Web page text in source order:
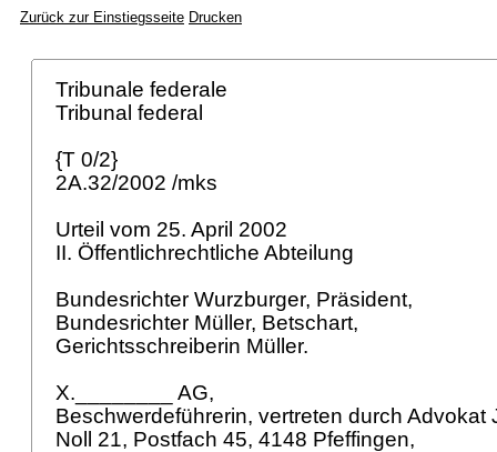
Zurück zur Einstiegsseite Drucken
Tribunale federale
Tribunal federal
{T 0/2}
2A.32/2002 /mks
Urteil vom 25. April 2002
II. Öffentlichrechtliche Abteilung
Bundesrichter Wurzburger, Präsident,
Bundesrichter Müller, Betschart,
Gerichtsschreiberin Müller.
X.________ AG,
Beschwerdeführerin, vertreten durch Advokat
Noll 21, Postfach 45, 4148 Pfeffingen,